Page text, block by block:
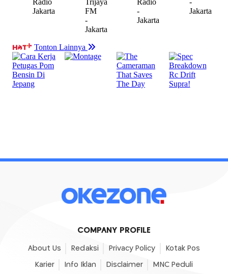
COMPANY PROFILE
About Us Redaksi Privacy Policy Kotak Pos
Karier Info Iklan Disclaimer MNC Peduli